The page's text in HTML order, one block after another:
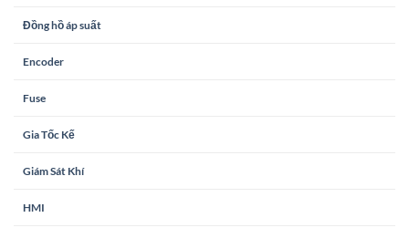
Đồng hồ áp suất
Encoder
Fuse
Gia Tốc Kế
Giám Sát Khí
HMI